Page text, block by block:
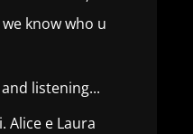
know who u
listening...
Alice e Laura